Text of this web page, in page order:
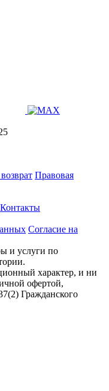
Правовая
Контакты
Согласие на
и услуги по
характер, и ни
офертой,
Гражданского